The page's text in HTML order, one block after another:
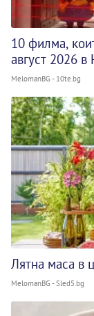
10 филма,
август 2026 в
MelomanBG - 10te.bg
Лятна маса в
MelomanBG - Sled5.bg